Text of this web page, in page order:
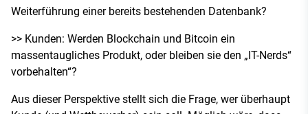
Weiterführung einer bereits bestehenden Datenbank?
>> Kunden: Werden Blockchain und Bitcoin ein
massentaugliches Produkt, oder bleiben sie den „IT-Nerds“
vorbehalten“?
Aus dieser Perspektive stellt sich die Frage, wer überhaupt